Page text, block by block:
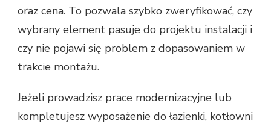
oraz cena. To pozwala szybko zweryfikować, czy
wybrany element pasuje do projektu instalacji i
czy nie pojawi się problem z dopasowaniem w
trakcie montażu.
Jeżeli prowadzisz prace modernizacyjne lub
kompletujesz wyposażenie do łazienki, kotłowni